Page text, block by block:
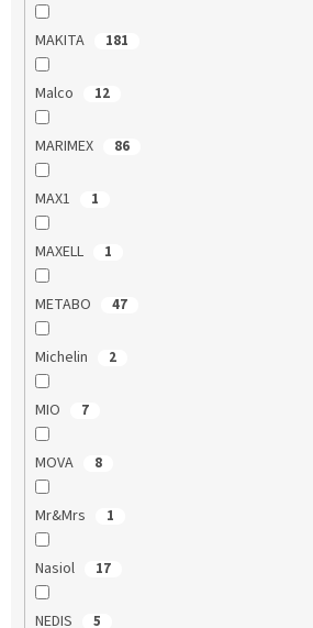
MAKITA 181
Malco 12
MARIMEX 86
MAX1 1
MAXELL 1
METABO 47
Michelin 2
MIO 7
MOVA 8
Mr&Mrs 1
Nasiol 17
NEDIS 5